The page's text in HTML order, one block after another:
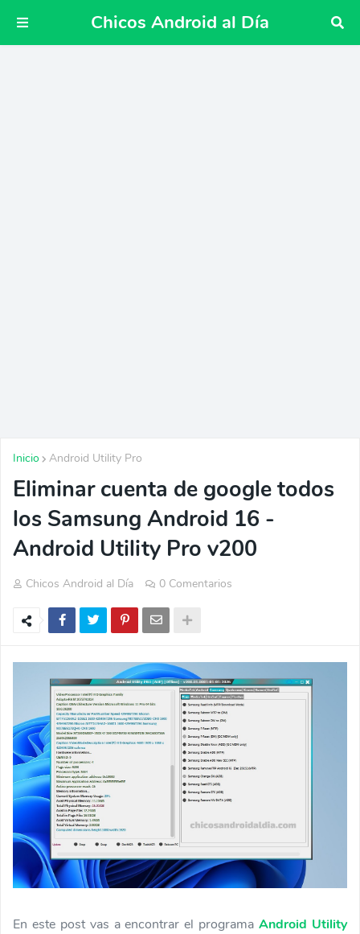
Chicos Android al Día
Inicio Android Utility Pro
Eliminar cuenta de google todos
los Samsung Android 16 -
Android Utility Pro v200
Chicos Android al Día 0 Comentarios
En este post vas a encontrar el programaAndroid Utility